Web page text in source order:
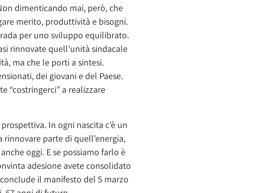
dimenticando mai, però, che
merito, produttività e bisogni.
per uno sviluppo equilibrato.
rinnovate quell’unità sindacale
ma che le porti a sintesi.
dei giovani e del Paese.
“costringerci” a realizzare
In ogni nascita c’è un
parte di quell’energia,
oggi. E se possiamo farlo è
adesione avete consolidato
conclude il manifesto del 5 marzo